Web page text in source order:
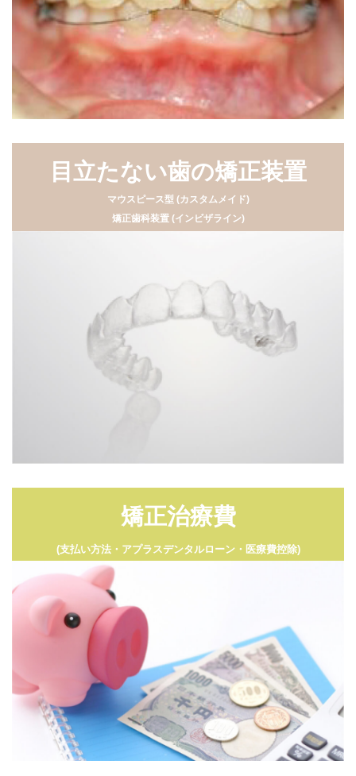
目立たない歯の矯正装置
マウスピース型 (カスタムメイド)
矯正歯科装置 (インビザライン)
矯正治療費
(支払い方法・アプラスデンタルローン・医療費控除)